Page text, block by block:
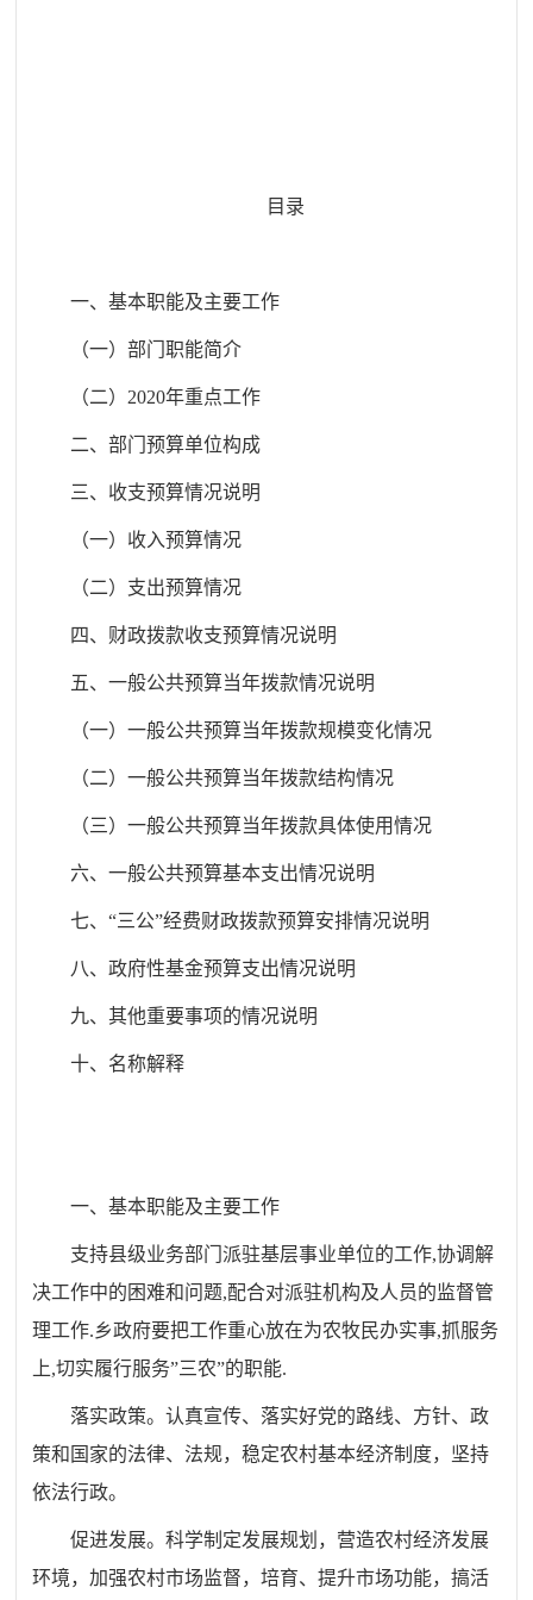
目 录
一、基本职能及主要工作
（一）部门职能简介
（二） 2020年重点工作
二、部门预算单位构成
三、收支预算情况说明
（一）收入预算情况
（二）支出预算情况
四、财政拨款收支预算情况说明
五、一般公共预算当年拨款情况说明
（一）一般公共预算当年拨款规模变化情况
（二）一般公共预算当年拨款结构情况
（三）一般公共预算当年拨款具体使用情况
六、一般公共预算基本支出情况说明
七、“三公”经费财政拨款预算安排情况说明
八、政府性基金预算支出情况说明
九、其他重要事项的情况说明
十、名称解释
一、基本职能及主要工作
支持县级业务部门派驻基层事业单位的工作,协调解
决工作中的困难和问题,配合对派驻机构及人员的监督管
理工作.乡政府要把工作重心放在为农牧民办实事,抓服务
上,切实履行服务”三农”的职能.
落实政策。认真宣传、落实好党的路线、方针、政
策和国家的法律、法规，稳定农村基本经济制度，坚持
依法行政。
促进发展。科学制定发展规划，营造农村经济发展
环境，加强农村市场监督，培育、提升市场功能，搞活